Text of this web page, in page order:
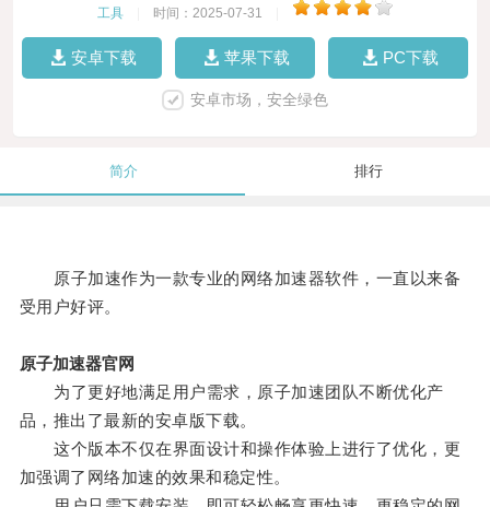
工具 时间：2025-07-31
安卓下载 苹果下载 PC下载
安卓市场，安全绿色
简介 排行
原子加速作为一款专业的网络加速器软件，一直以来备
受用户好评。
原子加速器官网
为了更好地满足用户需求，原子加速团队不断优化产
品，推出了最新的安卓版下载。
这个版本不仅在界面设计和操作体验上进行了优化，更
加强调了网络加速的效果和稳定性。